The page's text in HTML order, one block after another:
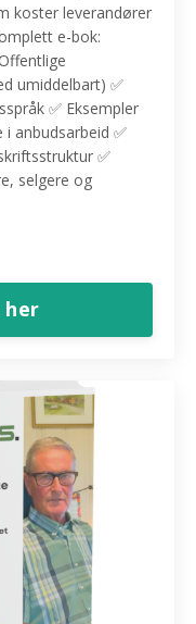
koster leverandører
e-bok:
umiddelbart) ✅
✅ Eksempler
anbudsarbeid ✅
✅
selgere og
her